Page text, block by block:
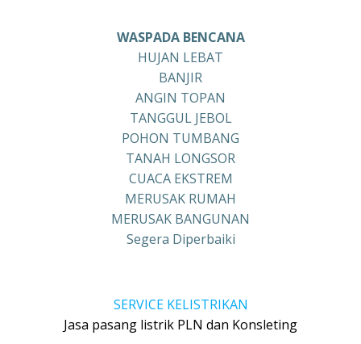
WASPADA BENCANA
HUJAN LEBAT
BANJIR
ANGIN TOPAN
TANGGUL JEBOL
POHON TUMBANG
TANAH LONGSOR
CUACA EKSTREM
MERUSAK RUMAH
MERUSAK BANGUNAN
Segera Diperbaiki
SERVICE KELISTRIKAN
Jasa pasang listrik PLN dan Konsleting